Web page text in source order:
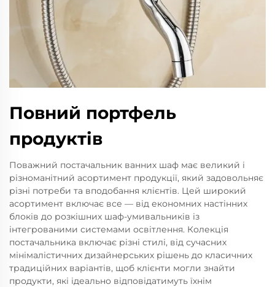
Повний портфель
продуктів
Поважний постачальник ванних шаф має великий і
різноманітний асортимент продукції, який задовольняє
різні потреби та вподобання клієнтів. Цей широкий
асортимент включає все — від економних настінних
блоків до розкішних шаф-умивальників із
інтегрованими системами освітлення. Колекція
постачальника включає різні стилі, від сучасних
мінімалістичних дизайнерських рішень до класичних
традиційних варіантів, щоб клієнти могли знайти
продукти, які ідеально відповідатимуть їхнім